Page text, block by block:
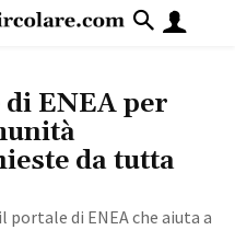
ENEA per
da tutta
portale di ENEA che aiuta a